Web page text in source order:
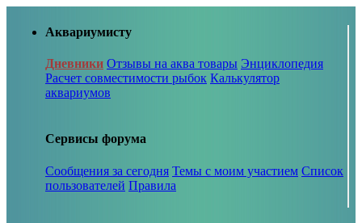
Аквариумисту
Дневники Отзывы на аква товары Энциклопедия
Расчет совместимости рыбок Калькулятор
аквариумов
Сервисы форума
Сообщения за сегодня Темы с моим участием Список
пользователей Правила